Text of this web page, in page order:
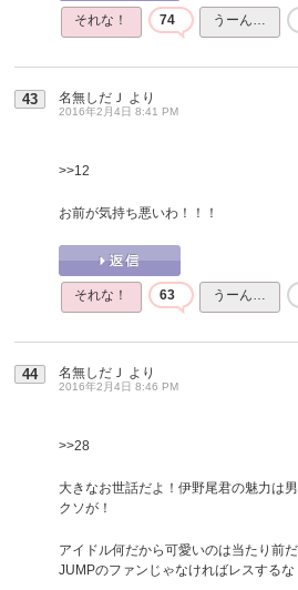
それな！ 74 うーん…
43 名無しだＪ より
2016年2月4日 8:41 PM
>>12
お前が気持ち悪いわ！！！
それな！ 63 うーん…
44 名無しだＪ より
2016年2月4日 8:46 PM
>>28
大きなお世話だよ！伊野尾君の魅力は
クソが！
アイドル何だから可愛いのは当たり前だ
JUMPのファンじゃなければレスするな